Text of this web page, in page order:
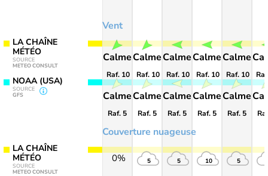
LA CHAÎNE
MÉTÉO
SOURCE
METEO CONSULT
NOAA (USA)
SOURCE
GFS
LA CHAÎNE
MÉTÉO
SOURCE
METEO CONSULT
Vent
Couverture nuageuse
Calme
Raf. 10
Calme
Raf. 5
0%
Calme
Raf. 10
Calme
Raf. 5
5
Calme
Raf. 10
Calme
Raf. 5
5
Calme
Raf. 10
Calme
Raf. 5
10
Calme
Raf. 10
Calme
Raf. 5
5